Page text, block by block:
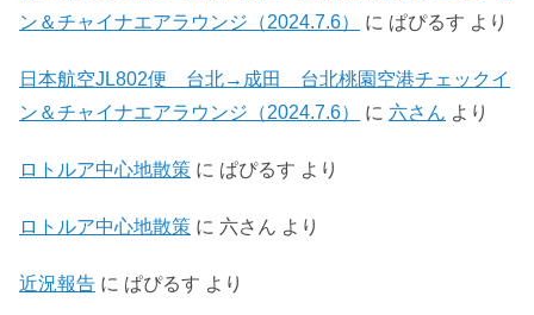
ン＆チャイナエアラウンジ（2024.7.6）
に ぱぴるす より
日本航空JL802便 台北→成田 台北桃園空港チェックイ
ン＆チャイナエアラウンジ（2024.7.6）
に 六さん より
ロトルア中心地散策 に ぱぴるす より
ロトルア中心地散策 に 六さん より
近況報告 に ぱぴるす より